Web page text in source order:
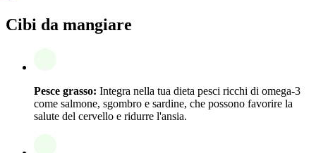
Cibi da mangiare
Pesce grasso: Integra nella tua dieta pesci ricchi di omega-3
come salmone, sgombro e sardine, che possono favorire la
salute del cervello e ridurre l'ansia.